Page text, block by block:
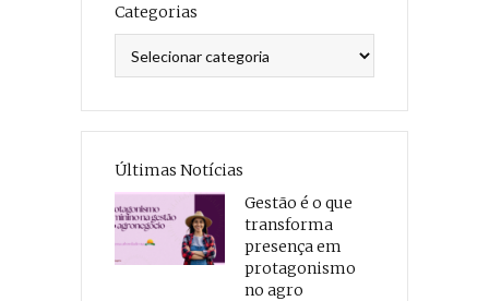
Categorias
Últimas Notícias
Gestão é o que
transforma
presença em
protagonismo
no agro